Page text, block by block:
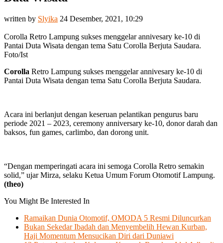
written by Slyika 24 Desember, 2021, 10:29
Corolla Retro Lampung sukses menggelar annivesary ke-10 di
Pantai Duta Wisata dengan tema Satu Corolla Berjuta Saudara.
Foto/Ist
Corolla Retro Lampung sukses menggelar annivesary ke-10 di
Pantai Duta Wisata dengan tema Satu Corolla Berjuta Saudara.
Acara ini berlanjut dengan keseruan pelantikan pengurus baru
periode 2021 – 2023, ceremony anniversary ke-10, donor darah dan
baksos, fun games, carlimbo, dan dorong unit.
“Dengan memperingati acara ini semoga Corolla Retro semakin
solid,” ujar Mirza, selaku Ketua Umum Forum Otomotif Lampung.
(theo)
You Might Be Interested In
Ramaikan Dunia Otomotif, OMODA 5 Resmi Diluncurkan
Bukan Sekedar Ibadah dan Menyembelih Hewan Kurban,
Haji Momentum Mensucikan Diri dari Duniawi